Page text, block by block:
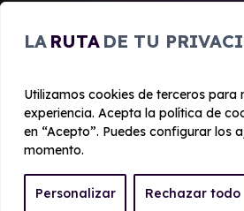
LA RUTA DE TU
Utilizamos cookies de terceros para
experiencia. Acepta la política de
en “Acepto”. Puedes configurar los
momento.
Personalizar Rechazar todo
Skoda
Ford
© 2020 - 2026
Aviso legal y Privacidad